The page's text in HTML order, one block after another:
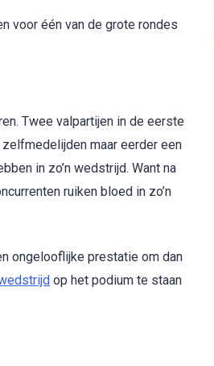
voor één van de grote rondes
Twee valpartijen in de eerste
maar eerder een
in zo’n wedstrijd. Want na
ruiken bloed in zo’n
ongelooflijke prestatie om dan
op het podium te staan